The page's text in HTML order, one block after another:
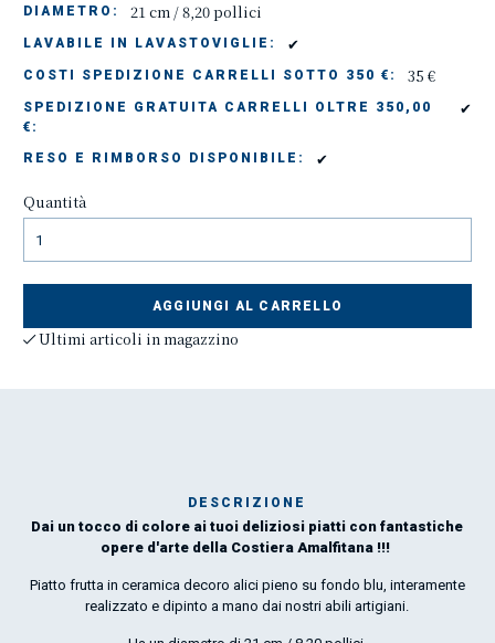
DIAMETRO: 21 cm / 8,20 pollici
LAVABILE IN LAVASTOVIGLIE: ✔
COSTI SPEDIZIONE CARRELLI SOTTO 350 €: 35 €
SPEDIZIONE GRATUITA CARRELLI OLTRE 350,00
€:
✔
RESO E RIMBORSO DISPONIBILE: ✔
Quantità
AGGIUNGI AL CARRELLO
Ultimi articoli in magazzino
DESCRIZIONE
Dai un tocco di colore ai tuoi deliziosi piatti con fantastiche
opere d'arte della Costiera Amalfitana !!!
Piatto frutta in ceramica decoro alici pieno su fondo blu, interamente
realizzato e dipinto a mano dai nostri abili artigiani.